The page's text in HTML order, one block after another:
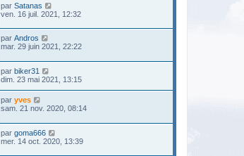
par Satanas
ven. 16 juil. 2021, 12:32
par Andros
mar. 29 juin 2021, 22:22
par biker31
dim. 23 mai 2021, 13:15
par yves
sam. 21 nov. 2020, 08:14
par goma666
mer. 14 oct. 2020, 13:39